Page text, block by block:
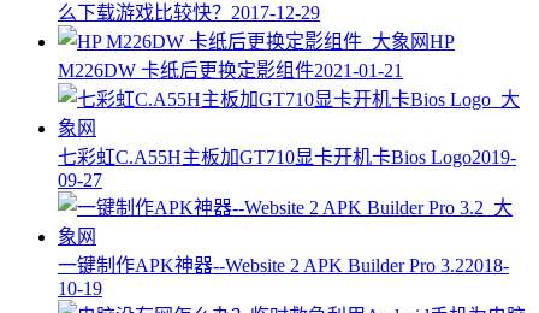
么下载游戏比较快？ 2017-12-29
HP
M226DW 卡纸后更换定影组件2021-01-21
七彩虹C.A55H主板加GT710显卡开机卡Bios Logo2019-
09-27
一键制作APK神器--Website 2 APK Builder Pro 3.22018-
10-19